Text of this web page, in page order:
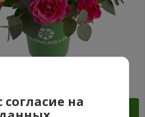
"Вспышка чувств"
на